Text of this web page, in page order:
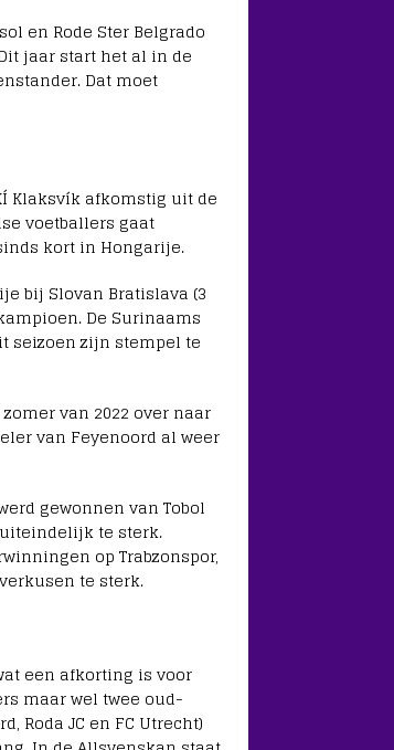
en Rode Ster Belgrado
jaar start het al in de
Dat moet
Klaksvík afkomstig uit de
voetballers gaat
kort in Hongarije.
bij Slovan Bratislava (3
De Surinaams
seizoen zijn stempel te
van 2022 over naar
van Feyenoord al weer
gewonnen van Tobol
uiteindelijk te sterk.
op Trabzonspor,
te sterk.
een afkorting is voor
maar wel twee oud-
Roda JC en FC Utrecht)